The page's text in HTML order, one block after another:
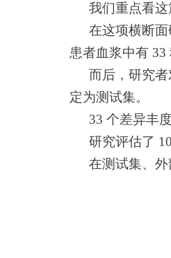
我们重点看
在这项横断
患者血浆中有 33
而后，研究
定为测试集。
33 个差异丰
研究评估了
在测试集、